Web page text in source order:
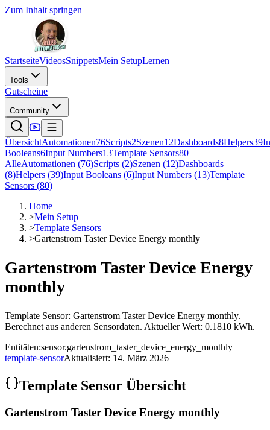
Zum Inhalt springen
StartseiteVideosSnippetsMein SetupLernen
Tools
Gutscheine
Community
ÜbersichtAutomationen76Scripts2Szenen12Dashboards8Helpers39
Booleans6Input Numbers13Template Sensors80
AlleAutomationen (76)Scripts (2)Szenen (12)Dashboards
(8)Helpers (39)Input Booleans (6)Input Numbers (13)Template
Sensors (80)
Home
>Mein Setup
>Template Sensors
>Gartenstrom Taster Device Energy monthly
Gartenstrom Taster Device Energy
monthly
Template Sensor: Gartenstrom Taster Device Energy monthly.
Berechnet aus anderen Sensordaten. Aktueller Wert: 0.1810 kWh.
Entitäten:sensor.gartenstrom_taster_device_energy_monthly
template-sensorAktualisiert: 14. März 2026
Template Sensor Übersicht
Gartenstrom Taster Device Energy monthly